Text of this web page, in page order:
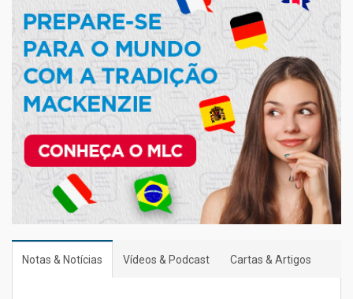
Notas & Notícias Vídeos & Podcast Cartas & Artigos